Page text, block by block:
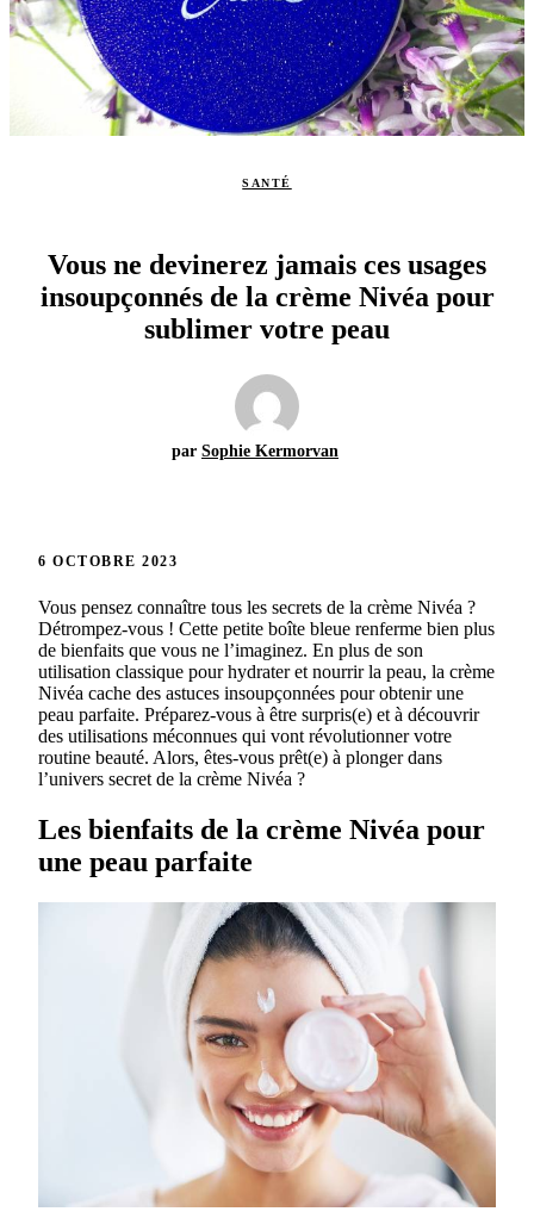
SANTÉ
Vous ne devinerez jamais ces usages
insoupçonnés de la crème Nivéa pour
sublimer votre peau
par Sophie Kermorvan
6 OCTOBRE 2023
Vous pensez connaître tous les secrets de la crème Nivéa ?
Détrompez-vous ! Cette petite boîte bleue renferme bien plus
de bienfaits que vous ne l’imaginez. En plus de son
utilisation classique pour hydrater et nourrir la peau, la crème
Nivéa cache des astuces insoupçonnées pour obtenir une
peau parfaite. Préparez-vous à être surpris(e) et à découvrir
des utilisations méconnues qui vont révolutionner votre
routine beauté. Alors, êtes-vous prêt(e) à plonger dans
l’univers secret de la crème Nivéa ?
Les bienfaits de la crème Nivéa pour
une peau parfaite